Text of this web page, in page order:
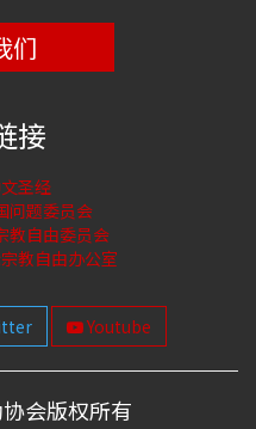
们
接
圣经
问题委员会
教自由委员会
教自由办公室
Youtube
会版权所有